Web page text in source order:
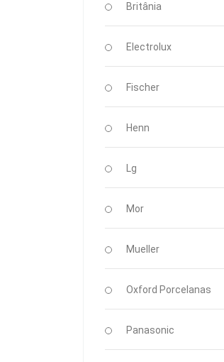
Britânia
Electrolux
Fischer
Henn
Lg
Mor
Mueller
Oxford Porcelanas
Panasonic